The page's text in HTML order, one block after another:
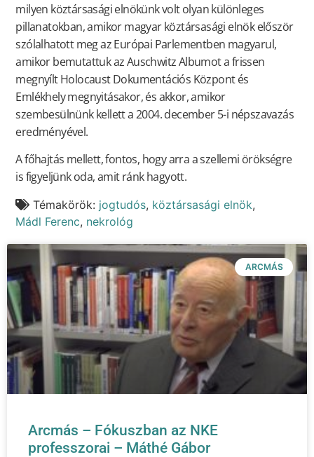
milyen köztársasági elnökünk volt olyan különleges
pillanatokban, amikor magyar köztársasági elnök először
szólalhatott meg az Európai Parlementben magyarul,
amikor bemutattuk az Auschwitz Albumot a frissen
megnyílt Holocaust Dokumentációs Központ és
Emlékhely megnyitásakor, és akkor, amikor
szembesülnünk kellett a 2004. december 5-i népszavazás
eredményével.
A főhajtás mellett, fontos, hogy arra a szellemi örökségre
is figyeljünk oda, amit ránk hagyott.
Témakörök: jogtudós, köztársasági elnök,
Mádl Ferenc, nekrológ
ARCMÁS
Arcmás – Fókuszban az NKE
professzorai – Máthé Gábor